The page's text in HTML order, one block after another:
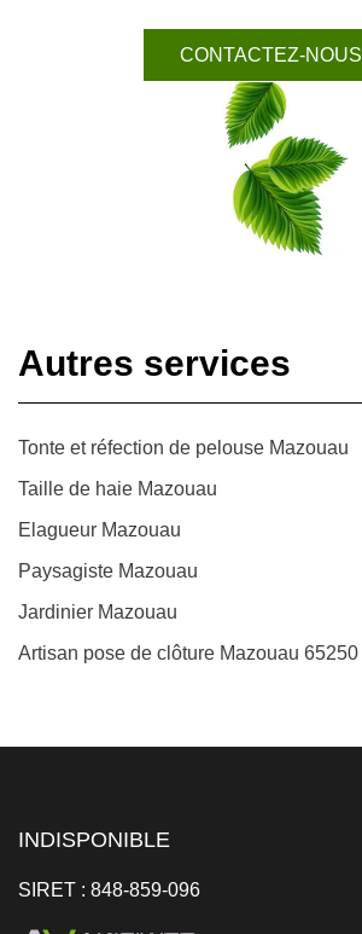
CONTACTEZ-NOUS
Autres services
Tonte et réfection de pelouse Mazouau
Taille de haie Mazouau
Elagueur Mazouau
Paysagiste Mazouau
Jardinier Mazouau
Artisan pose de clôture Mazouau 65250
INDISPONIBLE
SIRET : 848-859-096